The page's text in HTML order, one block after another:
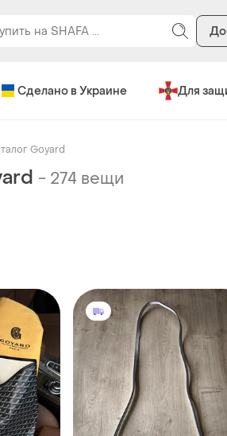
Сделано в Украине Для
Goyard
- 274 вещи